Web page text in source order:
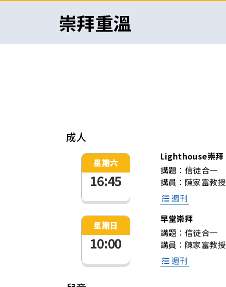
崇拜重溫
成人
星期六
16:45
Lighthouse崇拜
講題： 信徒合一
講員： 陳家富教授
週刊
星期日
10:00
早堂崇拜
講題： 信徒合一
講員： 陳家富教授
週刊